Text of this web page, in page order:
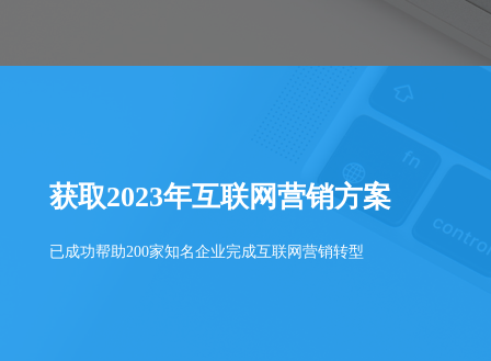
获取2023年互联网营销方案
已成功帮助200家知名企业完成互联网营销转型